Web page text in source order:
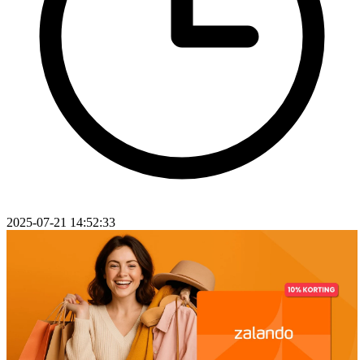
2025-07-21 14:52:33